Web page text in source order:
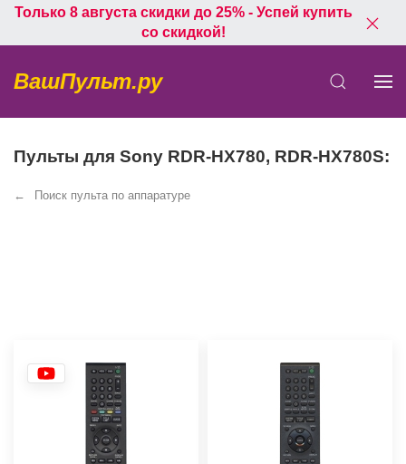
Только 8 августа скидки до 25% - Успей купить
со скидкой!
ВашПульт.ру
Пульты для Sony RDR-HX780, RDR-HX780S:
Поиск пульта по аппаратуре